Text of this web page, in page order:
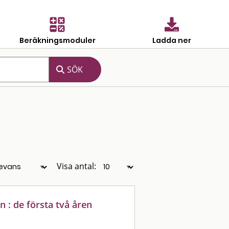
Beräkningsmoduler Ladda ner
Visa antal:
: de första två åren